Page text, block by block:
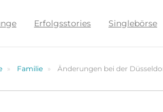
Erfolgsstories Singlebörse
Familie Änderungen bei der